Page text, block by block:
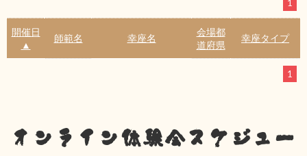
1
開催日
▲
師範名 幸座名
会場都
道府県
幸座タイプ
1
オンライン体験会スケジュー